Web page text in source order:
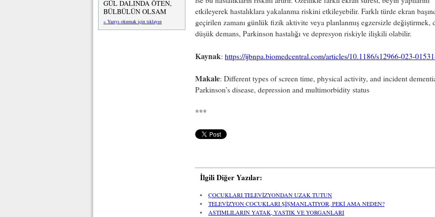
GÜL DALINDA ÖTEN,
BÜLBÜLÜN OLSAM
» Yazıyı okumak için tıklayın
etkileyerek hastalıklara yakalanma riskini etkileyebilir. Farklı türde ekran
geçirilen zamanı günlük fizik aktivite veya planlanmış egzersizle değiştirmek,
düşük demans, Parkinson hastalığı ve depresyon riskiyle ilişkili olabilir.
Kaynak: https://ijbnpa.biomedcentral.com/articles/10.1186/s12966-023-
Makale: Different types of screen time, physical activity, and incident
Parkinson’s disease, depression and multimorbidity status
***
İlgili Diğer Yazılar:
ÇOCUKLARI TELEVİZYONDAN UZAK TUTUN
TELEVİZYON ÇOCUKLARI ŞİŞMANLATIYOR, PEKİ AMA NEDEN?
ASTIMLILARIN YATAK, YASTIK VE YORGANLARI